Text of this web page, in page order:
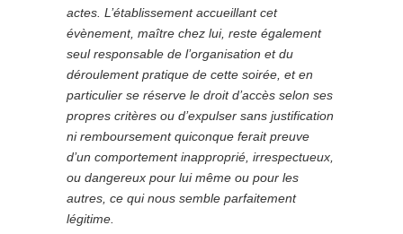
actes. L’établissement accueillant cet
évènement, maître chez lui, reste également
seul responsable de l’organisation et du
déroulement pratique de cette soirée, et en
particulier se réserve le droit d’accès selon ses
propres critères ou d’expulser sans justification
ni remboursement quiconque ferait preuve
d’un comportement inapproprié, irrespectueux,
ou dangereux pour lui même ou pour les
autres, ce qui nous semble parfaitement
légitime.